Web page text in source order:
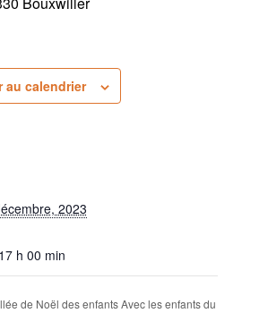
au calendrier
2023
h 00 min
de Noël des enfants Avec les enfants du